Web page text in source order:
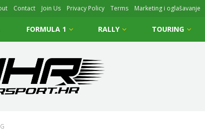
Contact Join Us Privacy Policy Terms Marketing i oglašavanje
FORMULA 1 RALLY TOURING